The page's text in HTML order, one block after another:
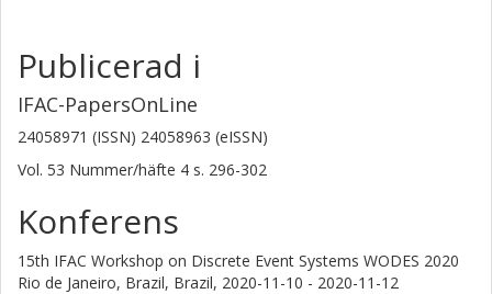
Publicerad i
IFAC-PapersOnLine
24058971 (ISSN) 24058963 (eISSN)
Vol. 53 Nummer/häfte 4 s. 296-302
Konferens
15th IFAC Workshop on Discrete Event Systems WODES 2020
Rio de Janeiro, Brazil, Brazil, 2020-11-10 - 2020-11-12